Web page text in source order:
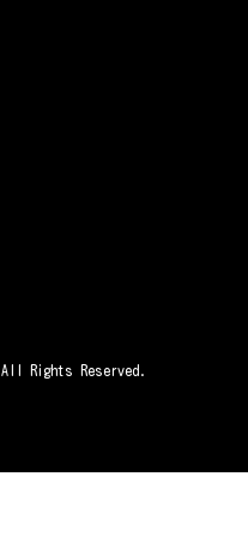
All Rights Reserved.